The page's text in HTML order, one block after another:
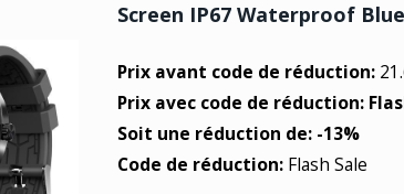
Screen IP67 Waterproof
Prix avant code de réduction:
Prix avec code de réduction:
Soit une réduction de: -13%
Code de réduction: Flash Sale